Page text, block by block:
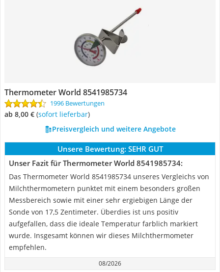
Thermometer World 8541985734
1996 Bewertungen
ab 8,00 € ( Sofort lieferbar)
Preisvergleich und weitere Angebote
Unsere Bewertung: SEHR GUT
Unser Fazit für Thermometer World 8541985734:
Das Thermometer World 8541985734 unseres Vergleichs von
Milchthermometern punktet mit einem besonders großen
Messbereich sowie mit einer sehr ergiebigen Länge der
Sonde von 17,5 Zentimeter. Überdies ist uns positiv
aufgefallen, dass die ideale Temperatur farblich markiert
wurde. Insgesamt können wir dieses Milchthermometer
empfehlen.
08/2026